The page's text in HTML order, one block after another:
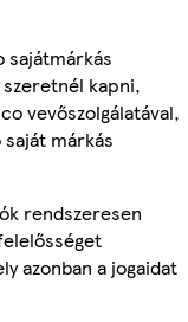
sajátmárkás
kapni,
vevőszolgálatával,
márkás
rendszeresen
azonban a jogaidat